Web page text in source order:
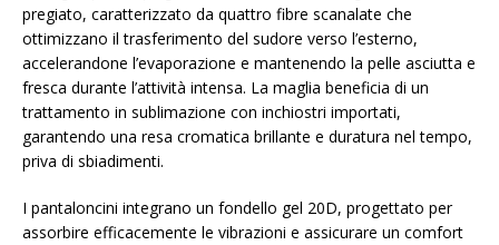
pregiato, caratterizzato da quattro fibre scanalate che
ottimizzano il trasferimento del sudore verso l’esterno,
accelerandone l’evaporazione e mantenendo la pelle asciutta e
fresca durante l’attività intensa. La maglia beneficia di un
trattamento in sublimazione con inchiostri importati,
garantendo una resa cromatica brillante e duratura nel tempo,
priva di sbiadimenti.
I pantaloncini integrano un fondello gel 20D, progettato per
assorbire efficacemente le vibrazioni e assicurare un comfort